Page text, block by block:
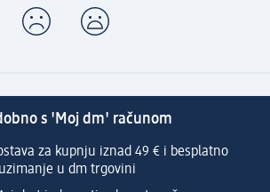
s 'Moj dm' računom
za kupnju iznad 49 € i besplatno
u dm trgovini